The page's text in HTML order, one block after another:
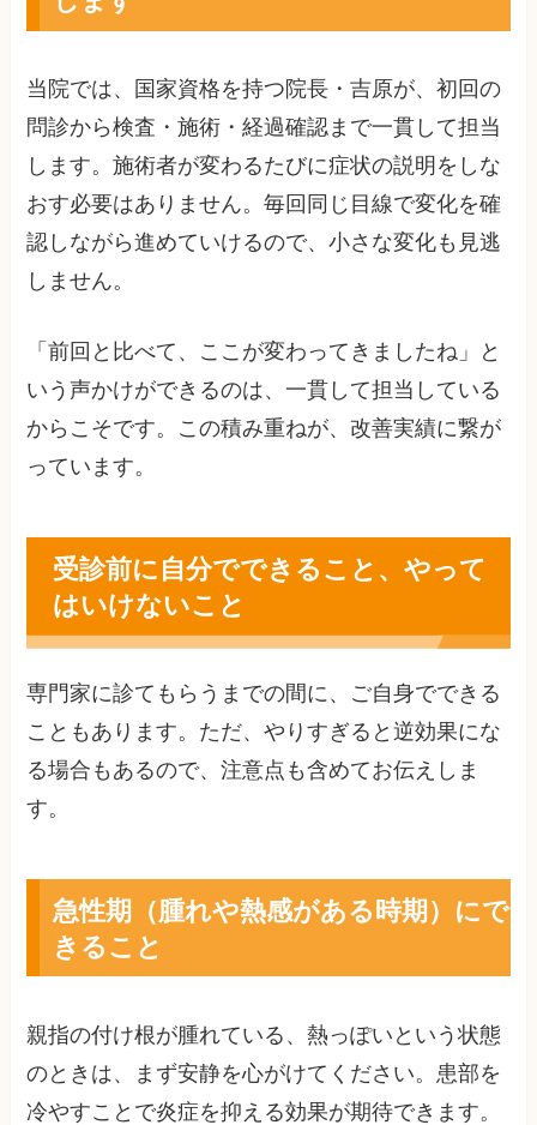
当院では、国家資格を持つ院長・吉原が、初回の
問診から検査・施術・経過確認まで一貫して担当
します。施術者が変わるたびに症状の説明をしな
おす必要はありません。毎回同じ目線で変化を確
認しながら進めていけるので、小さな変化も見逃
しません。
「前回と比べて、ここが変わってきましたね」と
いう声かけができるのは、一貫して担当している
からこそです。この積み重ねが、改善実績に繋が
っています。
受診前に自分でできること、やって
はいけないこと
専門家に診てもらうまでの間に、ご自身でできる
こともあります。ただ、やりすぎると逆効果にな
る場合もあるので、注意点も含めてお伝えしま
す。
急性期（腫れや熱感がある時期）にで
きること
親指の付け根が腫れている、熱っぽいという状態
のときは、まず安静を心がけてください。患部を
冷やすことで炎症を抑える効果が期待できます。